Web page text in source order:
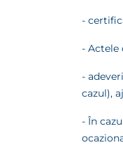
-
- Actele
-
cazul),
- În